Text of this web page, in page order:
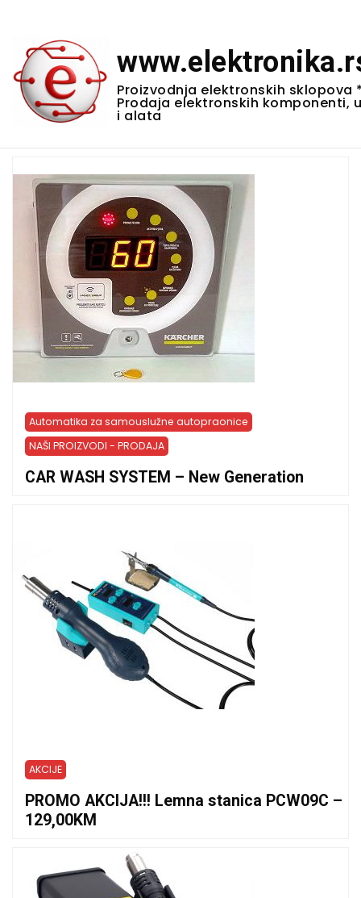
Proizvodnja elektronskih sklopova
Prodaja elektronskih komponenti,
i alata
Automatika za samouslužne autopraonice
NAŠI PROIZVODI - PRODAJA
CAR WASH SYSTEM – New Generation
AKCIJE
PROMO AKCIJA!!! Lemna stanica PCW09C –
129,00KM